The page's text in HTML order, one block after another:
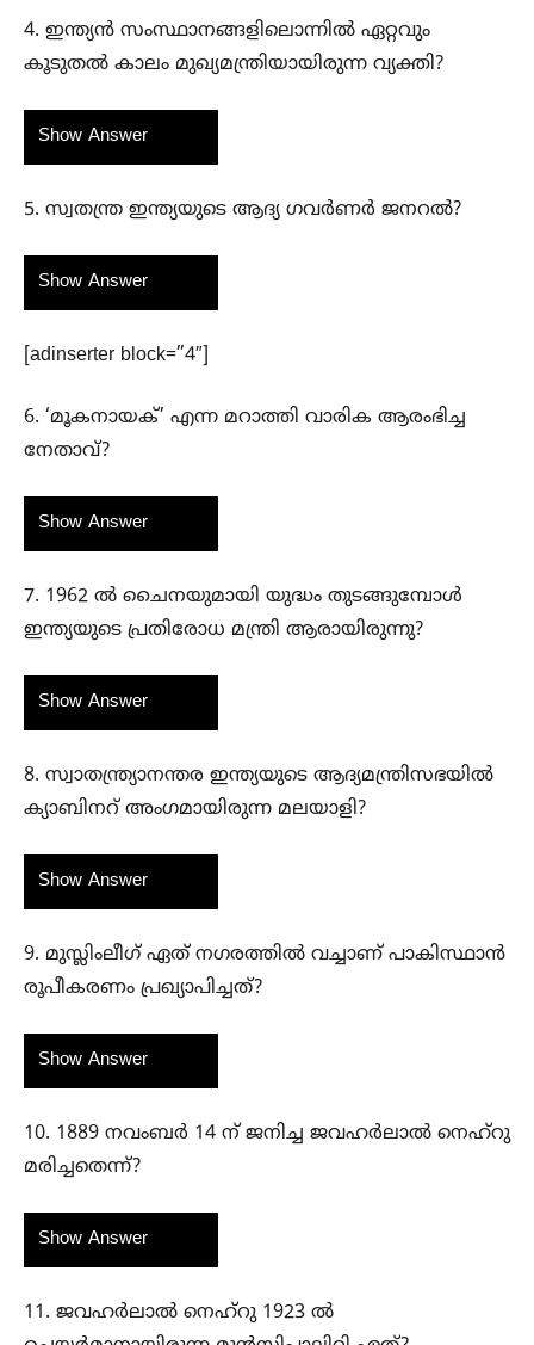
4. ഇന്ത്യൻ സംസ്ഥാനങ്ങളിലൊന്നിൽ ഏറ്റവും
കൂടുതൽ കാലം മുഖ്യമന്ത്രിയായിരുന്ന വ്യക്തി?
Show Answer
5. സ്വതന്ത്ര ഇന്ത്യയുടെ ആദ്യ ഗവർണർ ജനറൽ?
Show Answer
[adinserter block=”4″]
6. ‘മൂകനായക്’ എന്ന മറാത്തി വാരിക ആരംഭിച്ച
നേതാവ്?
Show Answer
7. 1962 ൽ ചൈനയുമായി യുദ്ധം തുടങ്ങുമ്പോൾ
ഇന്ത്യയുടെ പ്രതിരോധ മന്ത്രി ആരായിരുന്നു?
Show Answer
8. സ്വാതന്ത്ര്യാനന്തര ഇന്ത്യയുടെ ആദ്യമന്ത്രിസഭയിൽ
ക്യാബിനറ് അംഗമായിരുന്ന മലയാളി?
Show Answer
9. മുസ്ലിംലീഗ് ഏത് നഗരത്തിൽ വച്ചാണ് പാകിസ്ഥാൻ
രൂപീകരണം പ്രഖ്യാപിച്ചത്?
Show Answer
10. 1889 നവംബർ 14 ന് ജനിച്ച ജവഹർലാൽ നെഹ്‌റു
മരിച്ചതെന്ന്?
Show Answer
11. ജവഹർലാൽ നെഹ്‌റു 1923 ൽ